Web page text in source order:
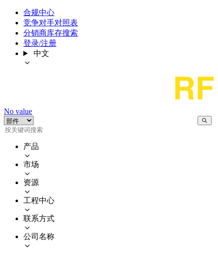
合规中心
竞争对手对照表
分销商库存搜索
登录/注册
中文
No value
产品
市场
资源
工程中心
联系方式
公司名称